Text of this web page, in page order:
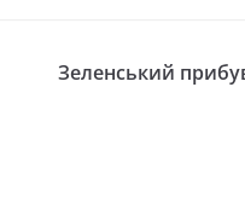
Зеленський